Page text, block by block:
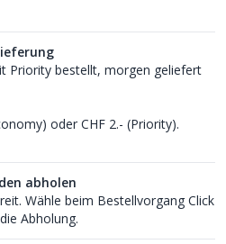
Priority bestellt, morgen geliefert
oder CHF 2.- (Priority).
abholen
Wähle beim Bestellvorgang Click
Abholung.